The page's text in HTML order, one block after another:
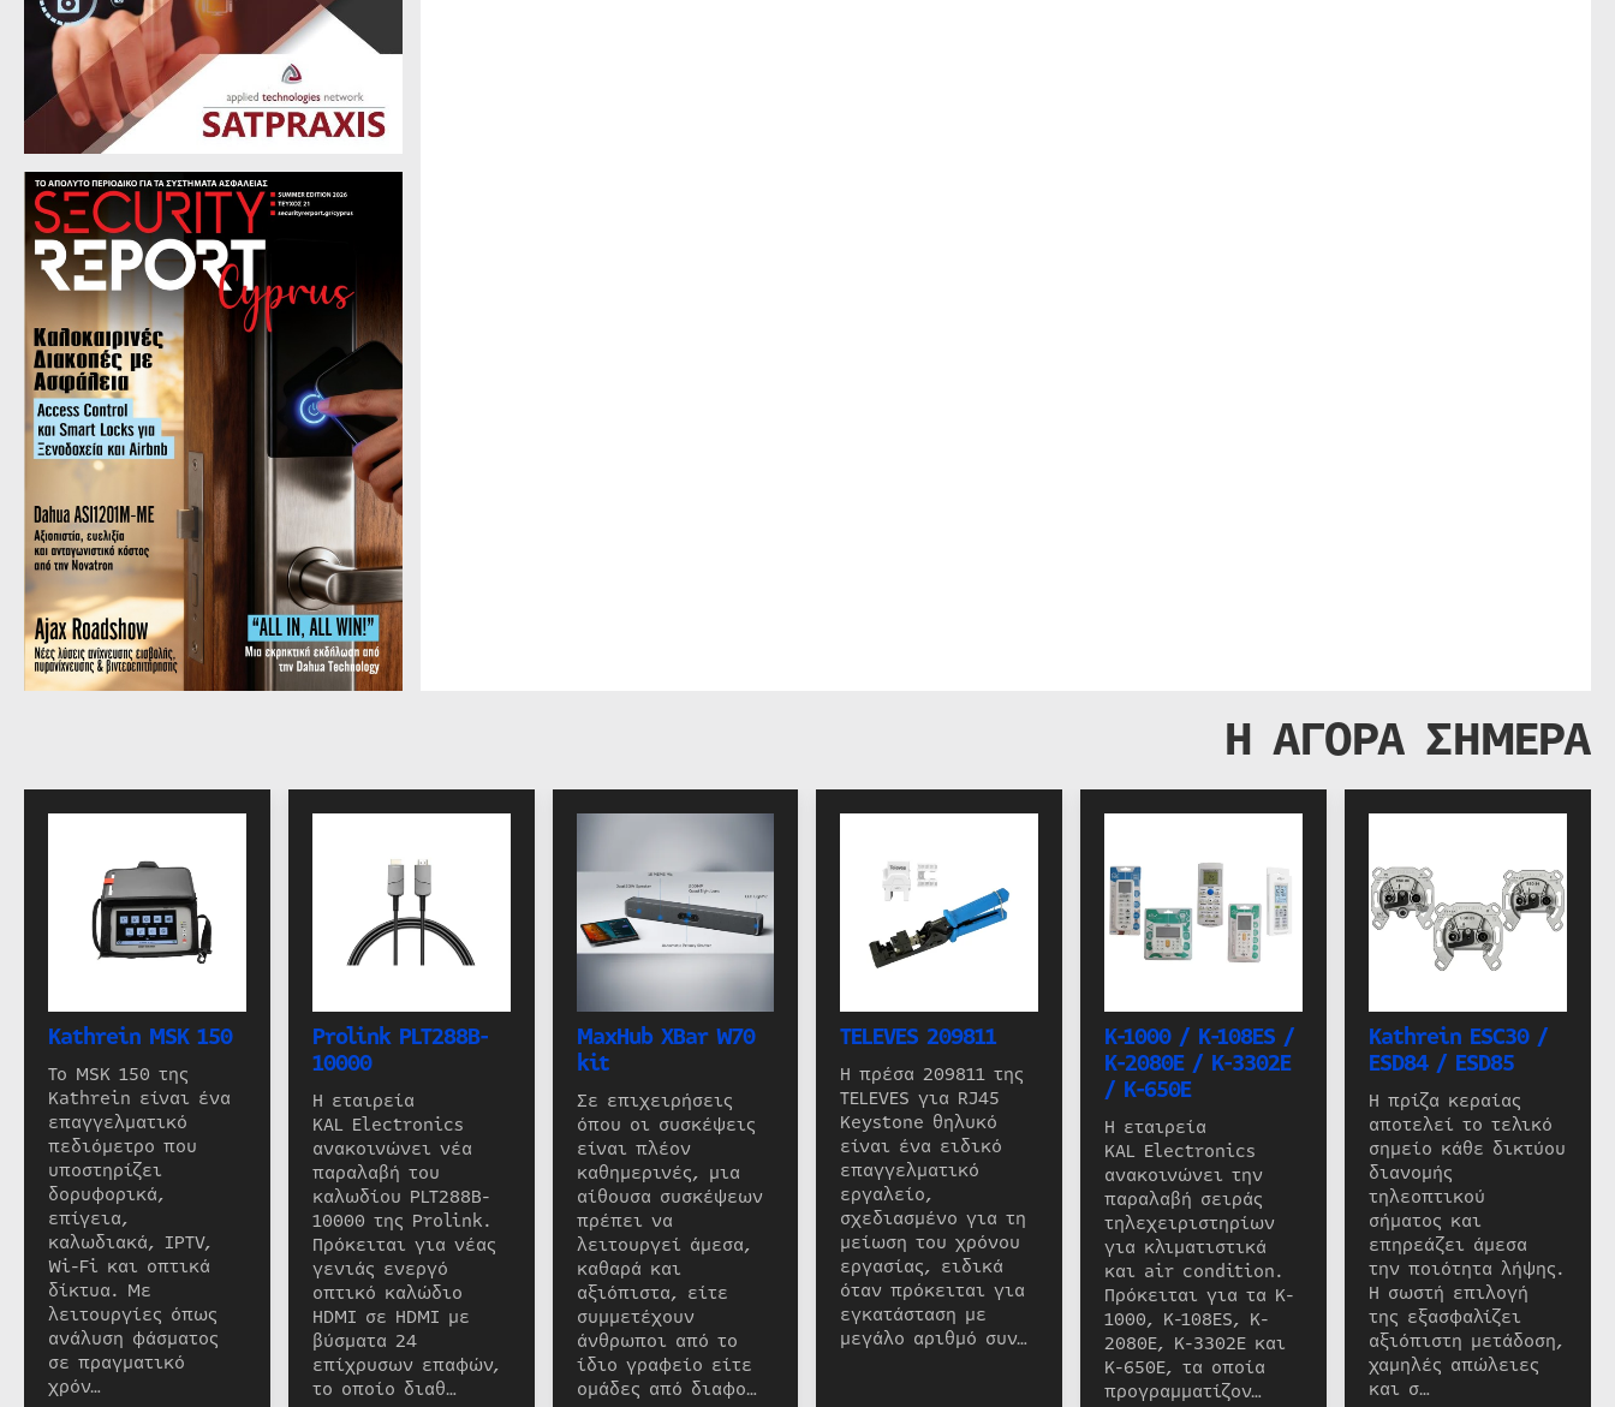
Η ΑΓΟΡΑ ΣΗΜΕΡΑ
Kathrein MSK 150
Το MSK 150 της
Kathrein είναι ένα
επαγγελματικό
πεδιόμετρο που
υποστηρίζει
δορυφορικά,
επίγεια,
καλωδιακά, IPTV,
Wi-Fi και οπτικά
δίκτυα. Με
λειτουργίες όπως
ανάλυση φάσματος
σε πραγματικό
χρόν…
Prolink PLT288B-
10000
Η εταιρεία
KAL Electronics
ανακοινώνει νέα
παραλαβή του
καλωδίου PLT288B-
10000 της Prolink.
Πρόκειται για νέας
γενιάς ενεργό
οπτικό καλώδιο
HDMI σε HDMI με
βύσματα 24
επίχρυσων επαφών,
το οποίο διαθ…
MaxHub XBar W70
kit
Σε επιχειρήσεις
όπου οι συσκέψεις
είναι πλέον
καθημερινές, μια
αίθουσα συσκέψεων
πρέπει να
λειτουργεί άμεσα,
καθαρά και
αξιόπιστα, είτε
συμμετέχουν
άνθρωποι από το
ίδιο γραφείο είτε
ομάδες από διαφο…
TELEVES 209811
Η πρέσα 209811 της
TELEVES για RJ45
Keystone θηλυκό
είναι ένα ειδικό
επαγγελματικό
εργαλείο,
σχεδιασμένο για τη
μείωση του χρόνου
εργασίας, ειδικά
όταν πρόκειται για
εγκατάσταση με
μεγάλο αριθμό συν…
K-1000 / K-108ES /
K-2080E / K-3302E
/ K-650E
Η εταιρεία
KAL Electronics
ανακοινώνει την
παραλαβή σειράς
τηλεχειριστηρίων
για κλιματιστικά
και air condition.
Πρόκειται για τα K-
1000, K-108ES, K-
2080E, K-3302E και
K-650E, τα οποία
προγραμματίζον…
Kathrein ESC30 /
ESD84 / ESD85
Η πρίζα κεραίας
αποτελεί το τελικό
σημείο κάθε δικτύου
διανομής
τηλεοπτικού
σήματος και
επηρεάζει άμεσα
την ποιότητα λήψης.
Η σωστή επιλογή
της εξασφαλίζει
αξιόπιστη μετάδοση,
χαμηλές απώλειες
και σ…